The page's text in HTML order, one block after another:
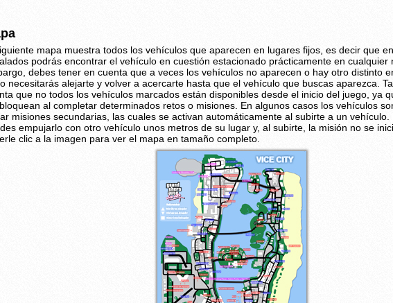
mapa muestra todos los vehículos que aparecen en lugares fijos, es decir que
podrás encontrar el vehículo en cuestión estacionado prácticamente en cualquier
debes tener en cuenta que a veces los vehículos no aparecen o hay otro distinto
necesitarás alejarte y volver a acercarte hasta que el vehículo que buscas aparezca.
que no todos los vehículos marcados están disponibles desde el inicio del juego, ya
al completar determinados retos o misiones. En algunos casos los vehículos
misiones secundarias, las cuales se activan automáticamente al subirte a un vehículo.
empujarlo con otro vehículo unos metros de su lugar y, al subirte, la misión no se
clic a la imagen para ver el mapa en tamaño completo.